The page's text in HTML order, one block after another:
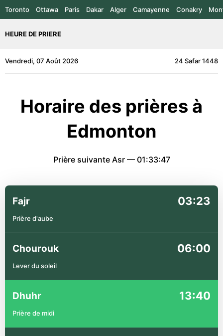
Toronto Ottawa Paris Dakar Alger Camayenne Conakry
HEURE DE PRIERE
Vendredi, 07 Août 2026 24 Safar 1448
Horaire des prières à
Edmonton
Prière suivante Asr — 01:33:47
Fajr 03:23
Prière d'aube
Chourouk 06:00
Lever du soleil
Dhuhr 13:40
Prière de midi